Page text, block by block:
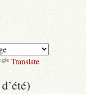
Translate